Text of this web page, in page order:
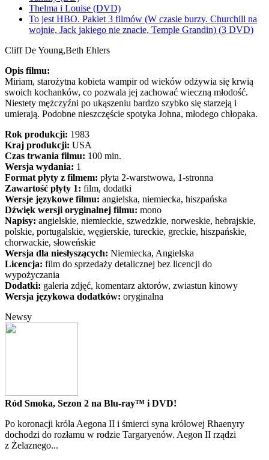
Thelma i Louise (DVD)
To jest HBO. Pakiet 3 filmów (W czasie burzy. Churchill na
wojnie, Jack jakiego nie znacie, Temple Grandin) (3 DVD)
Cliff De Young,Beth Ehlers
Opis filmu:
Miriam, starożytna kobieta wampir od wieków odżywia się krwią
swoich kochanków, co pozwala jej zachować wieczną młodość.
Niestety mężczyźni po ukąszeniu bardzo szybko się starzeją i
umierają. Podobne nieszczęście spotyka Johna, młodego chłopaka.
Rok produkcji: 1983
Kraj produkcji: USA
Czas trwania filmu: 100 min.
Wersja wydania: 1
Format płyty z filmem: płyta 2-warstwowa, 1-stronna
Zawartość płyty 1: film, dodatki
Wersje językowe filmu: angielska, niemiecka, hiszpańska
Dźwięk wersji oryginalnej filmu: mono
Napisy: angielskie, niemieckie, szwedzkie, norweskie, hebrajskie,
polskie, portugalskie, węgierskie, tureckie, greckie, hiszpańskie,
chorwackie, słoweńskie
Wersja dla niesłyszących: Niemiecka, Angielska
Licencja: film do sprzedaży detalicznej bez licencji do
wypożyczania
Dodatki: galeria zdjęć, komentarz aktorów, zwiastun kinowy
Wersja językowa dodatków: oryginalna
Newsy
Ród Smoka, Sezon 2 na Blu-ray™ i DVD!
Po koronacji króla Aegona II i śmierci syna królowej Rhaenyry
dochodzi do rozłamu w rodzie Targaryenów. Aegon II rządzi
z Żelaznego...